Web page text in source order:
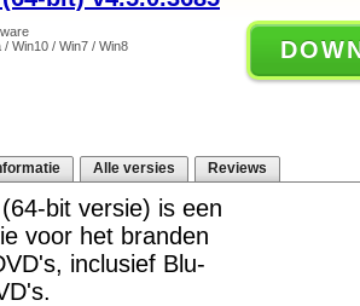
/ Win10 / Win7 / Win8
Alle versies Reviews
(64-bit versie) is een
voor het branden
inclusief Blu-